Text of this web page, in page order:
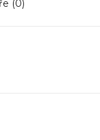
(0)